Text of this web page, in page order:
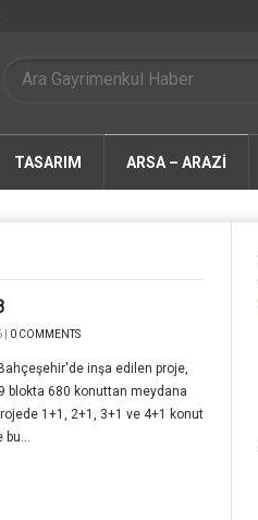
TASARIM ARSA – ARAZİ
0 COMMENTS
inşa edilen proje,
blokta 680 konuttan meydana
1+1, 2+1, 3+1 ve 4+1 konut
bu...